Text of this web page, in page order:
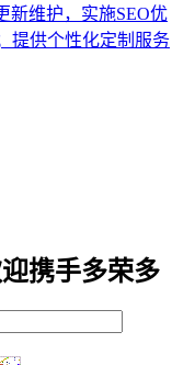
新维护，实施SEO优
提供个性化定制服务
携手多荣多